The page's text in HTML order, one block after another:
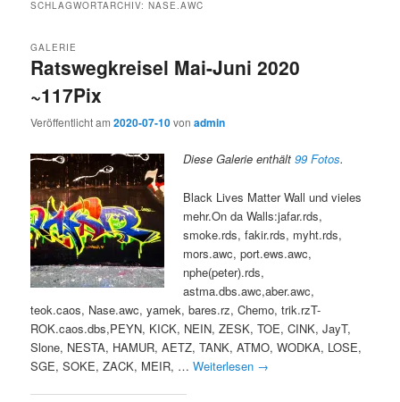
SCHLAGWORTARCHIV:NASE.AWC
Ratswegkreisel Mai-Juni 2020
~117Pix
GALERIE
Veröffentlicht am2020-07-10vonadmin
Diese Galerie enthält99 Fotos.
Black Lives Matter Wall und vieles
mehr.On da Walls:jafar.rds,
smoke.rds, fakir.rds, myht.rds,
mors.awc, port.ews.awc,
nphe(peter).rds,
astma.dbs.awc,aber.awc,
teok.caos, Nase.awc, yamek, bares.rz, Chemo, trik.rzT-
ROK.caos.dbs,PEYN, KICK, NEIN, ZESK, TOE, CINK, JayT,
Slone, NESTA, HAMUR, AETZ, TANK, ATMO, WODKA, LOSE,
SGE, SOKE, ZACK, MEIR, …Weiterlesen →